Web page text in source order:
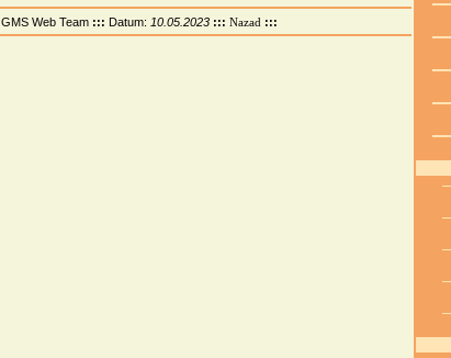
GMS Web Team::: Datum: 10.05.2023::: Nazad :::